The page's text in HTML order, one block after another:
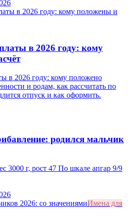
в 2026 году: кому
в 2026 году: кому положено
и родам, как рассчитать по
отпуск и как оформить.
родился мальчик
3000 г, рост 47 По шкале апгар 9/9
Имена для